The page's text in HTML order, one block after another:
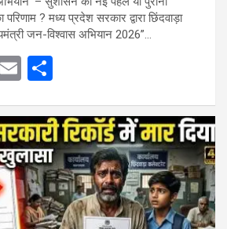
? मध्य प्रदेश सरकार द्वारा छिंदवाड़ा
जन-विश्वास अभियान 2026”…
E
ail ar
e